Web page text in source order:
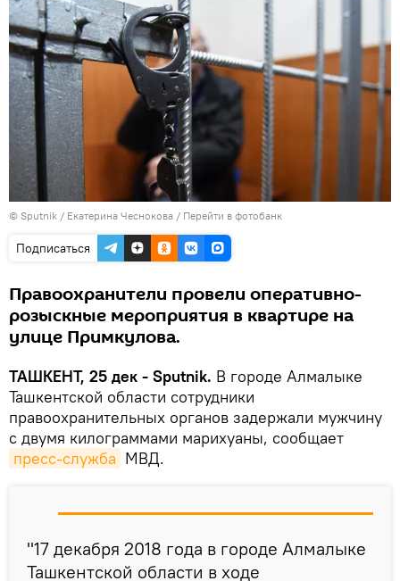
© Sputnik / Екатерина Чеснокова / Перейти в фотобанк
Подписаться
Правоохранители провели оперативно-
розыскные мероприятия в квартире на
улице Примкулова.
ТАШКЕНТ, 25 дек - Sputnik. В городе Алмалыке
Ташкентской области сотрудники
правоохранительных органов задержали мужчину
с двумя килограммами марихуаны, сообщает
пресс-служба МВД.
"17 декабря 2018 года в городе Алмалыке
Ташкентской области в ходе